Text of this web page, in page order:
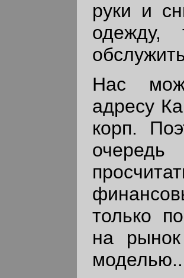
руки и
одежду,
Нас
адресу
корп.
только
на рынок